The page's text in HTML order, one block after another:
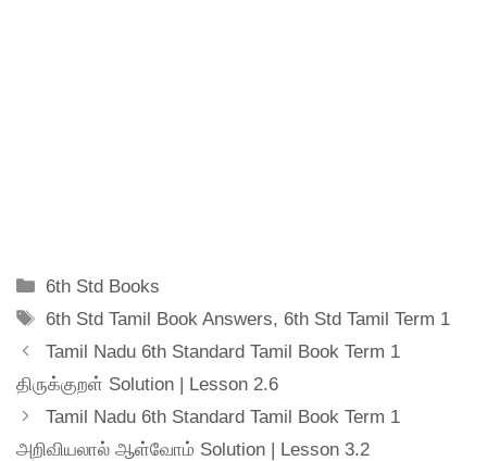
Categories
6th Std Books
Tags
6th Std Tamil Book Answers, 6th Std Tamil Term 1
Tamil Nadu 6th Standard Tamil Book Term 1
திருக்குறள் Solution | Lesson 2.6
Tamil Nadu 6th Standard Tamil Book Term 1
அறிவியலால் ஆள்வோம் Solution | Lesson 3.2